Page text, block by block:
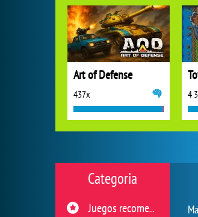
Categoria
Juegos recomendados
Art of Defense
437x 4